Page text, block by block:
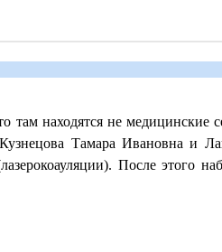
там находятся не
Тамара Ивановна и
После